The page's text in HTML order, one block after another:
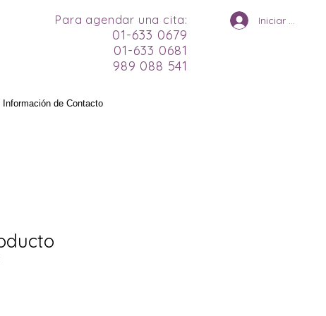
Para agendar una cita:
01-633 0679
01-633 0681
989 088 541
Iniciar sesión
Información de Contacto